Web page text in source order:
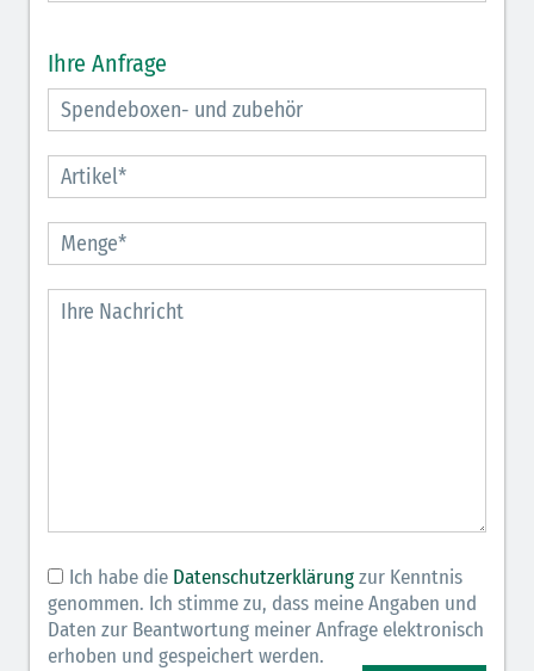
Ihre Anfrage
Ich habe die Datenschutzerklärungzur Kenntnis
genommen. Ich stimme zu, dass meine Angaben und
Daten zur Beantwortung meiner Anfrage elektronisch
erhoben und gespeichert werden.